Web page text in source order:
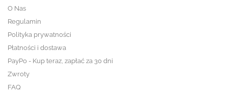
O Nas
Regulamin
Polityka prywatności
Płatności i dostawa
PayPo - Kup teraz, zapłać za 30 dni
Zwroty
FAQ